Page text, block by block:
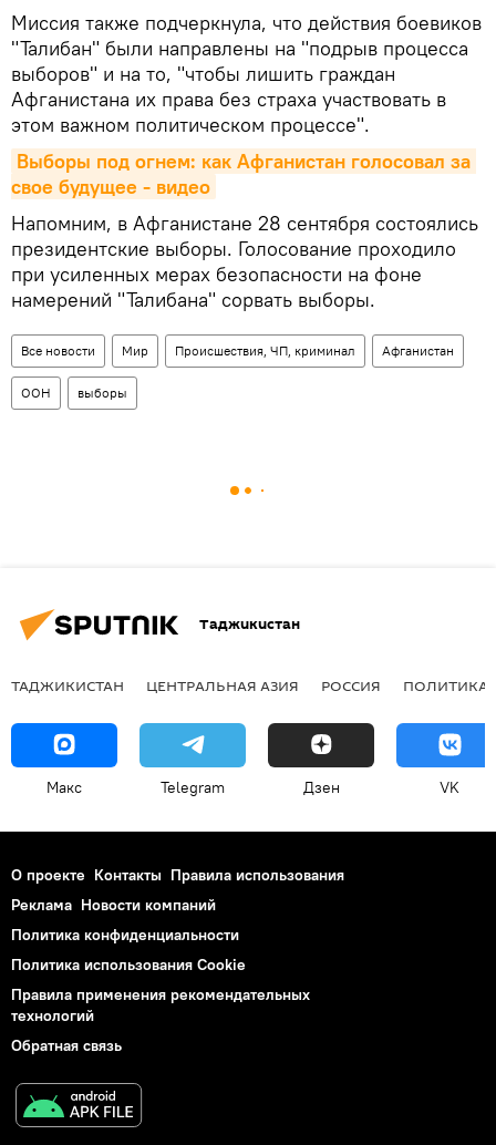
Миссия также подчеркнула, что действия боевиков
"Талибан" были направлены на "подрыв процесса
выборов" и на то, "чтобы лишить граждан
Афганистана их права без страха участвовать в
этом важном политическом процессе".
Выборы под огнем: как Афганистан голосовал за
свое будущее - видео
Напомним, в Афганистане 28 сентября состоялись
президентские выборы. Голосование проходило
при усиленных мерах безопасности на фоне
намерений "Талибана" сорвать выборы.
Все новости Мир Происшествия, ЧП, криминал Афганистан
ООН выборы
Таджикистан
ТАДЖИКИСТАН ЦЕНТРАЛЬНАЯ АЗИЯ РОССИЯ ПОЛИТИКА
Макс Telegram Дзен VK
О проекте Контакты Правила использования
Реклама Новости компаний
Политика конфиденциальности
Политика использования Cookie
Правила применения рекомендательных
технологий
Обратная связь